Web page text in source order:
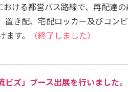
ける都営バス路線で、再配達
き配、宅配ロッカー及びコン
す。
（終了しました）
ズ」ブース出展を行いました。